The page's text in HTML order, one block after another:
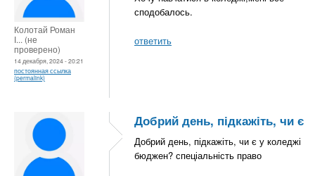
Колотай Роман
І... (не
проверено)
14 декабря, 2024 - 20:21
постоянная ссылка
(permalink)
сподобалось.
ответить
Добрий день, підкажіть, чи є
Добрий день, підкажіть, чи є у коледжі
бюджен? спеціальність право